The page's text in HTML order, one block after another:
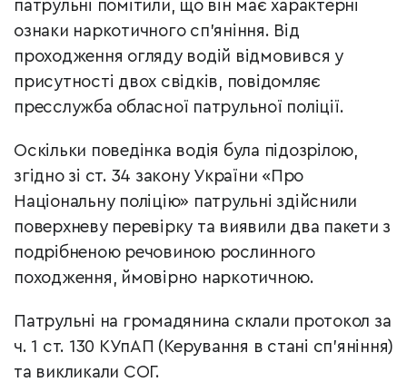
патрульні помітили, що він має характерні
ознаки наркотичного сп’яніння. Від
проходження огляду водій відмовився у
присутності двох свідків, повідомляє
пресслужба обласної патрульної поліції.
Оскільки поведінка водія була підозрілою,
згідно зі ст. 34 закону України «Про
Національну поліцію» патрульні здійснили
поверхневу перевірку та виявили два пакети з
подрібненою речовиною рослинного
походження, ймовірно наркотичною.
Патрульні на громадянина склали протокол за
ч. 1 ст. 130 КУпАП (Керування в стані сп’яніння)
та викликали СОГ.